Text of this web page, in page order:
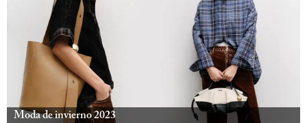
Moda de invierno 2023